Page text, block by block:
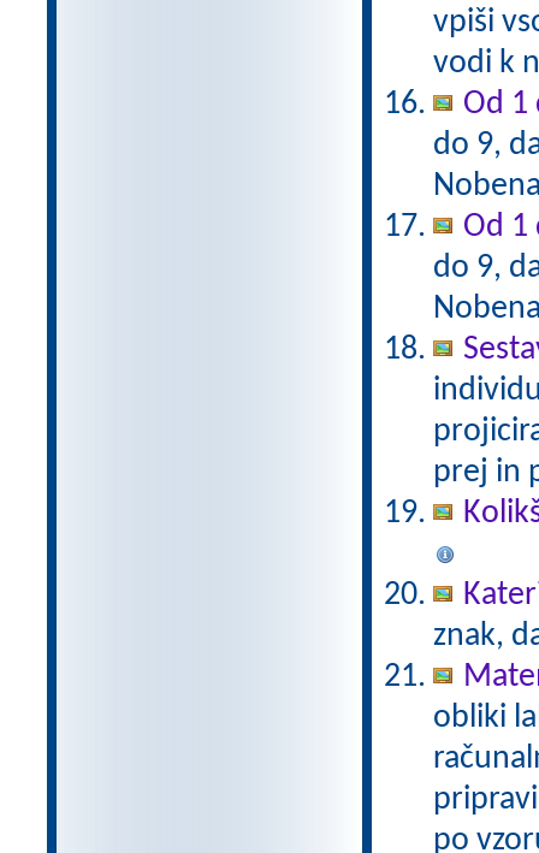
vpiši
vodi k
Od 1
do 9,
Od 1
do 9,
prej in
znak,
obliki
po